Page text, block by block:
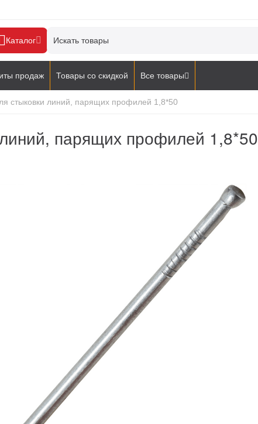
Каталог
продаж Товары со скидкой Все товары
стыковки линий, парящих профилей 1,8*50
парящих профилей 1,8*50